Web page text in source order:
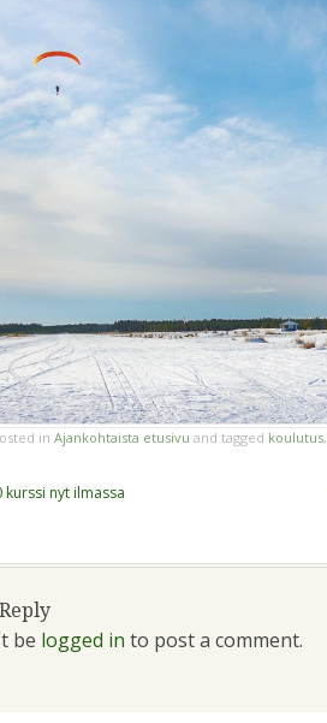
in Ajankohtaista etusivu and tagged koulutus,
kurssi nyt ilmassa
be logged in to post a comment.